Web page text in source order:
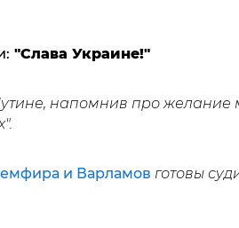
"Слава Украине!"
напомнив про желание
и Варламов готовы